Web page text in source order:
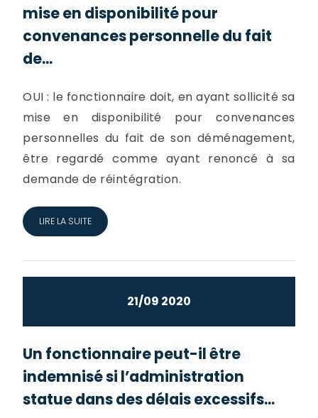
mise en disponibilité pour
convenances personnelle du fait
de...
OUI : le fonctionnaire doit, en ayant sollicité sa
mise en disponibilité pour convenances
personnelles du fait de son déménagement,
être regardé comme ayant renoncé à sa
demande de réintégration.
LIRE LA SUITE
21/09 2020
Un fonctionnaire peut-il être
indemnisé si l’administration
statue dans des délais excessifs...